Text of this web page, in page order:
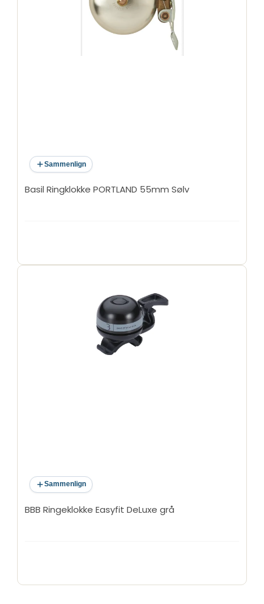
Sammenlign
Basil Ringklokke PORTLAND 55mm Sølv
Sammenlign
BBB Ringeklokke Easyfit DeLuxe grå